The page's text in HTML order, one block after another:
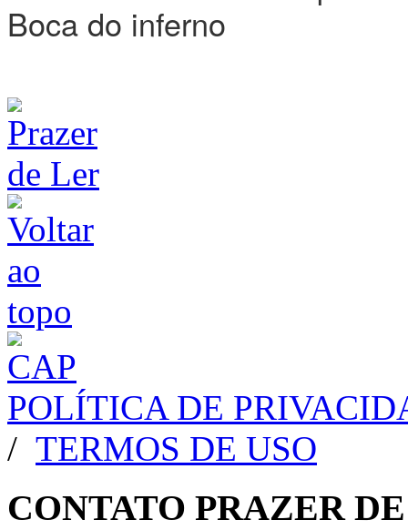
Boca do inferno
POLÍTICA DE
/ TERMOS DE USO
CONTATO PRAZER